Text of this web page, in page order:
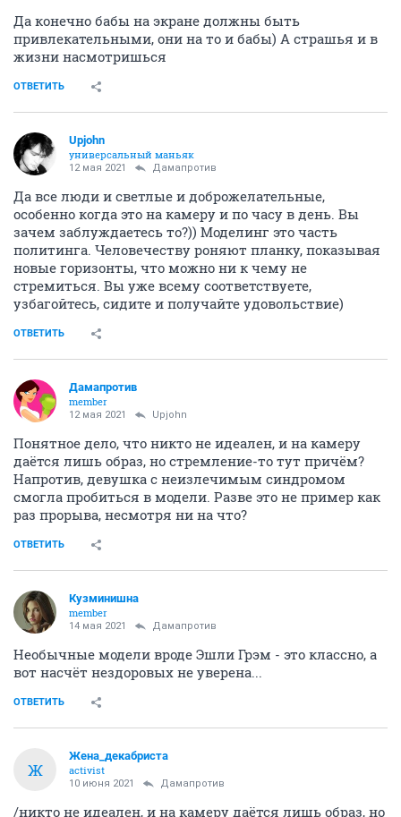
Да конечно бабы на экране должны быть
привлекательными, они на то и бабы) А страшья и в
жизни насмотришься
ОТВЕТИТЬ
Upjohn
универсальный маньяк
12 мая 2021 Дамапротив
Да все люди и светлые и доброжелательные,
особенно когда это на камеру и по часу в день. Вы
зачем заблуждаетесь то?)) Моделинг это часть
политинга. Человечеству роняют планку, показывая
новые горизонты, что можно ни к чему не
стремиться. Вы уже всему соответствуете,
узбагойтесь, сидите и получайте удовольствие)
ОТВЕТИТЬ
Дамапротив
member
12 мая 2021 Upjohn
Понятное дело, что никто не идеален, и на камеру
даётся лишь образ, но стремление-то тут причём?
Напротив, девушка с неизлечимым синдромом
смогла пробиться в модели. Разве это не пример как
раз прорыва, несмотря ни на что?
ОТВЕТИТЬ
Кузминишна
member
14 мая 2021 Дамапротив
Необычные модели вроде Эшли Грэм - это классно, а
вот насчёт нездоровых не уверена...
ОТВЕТИТЬ
Ж
Жена_декабриста
activist
10 июня 2021 Дамапротив
/никто не идеален, и на камеру даётся лишь образ, но